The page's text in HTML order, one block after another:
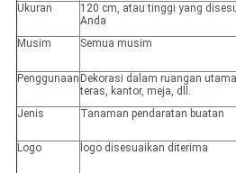
Ukuran
120 cm, atau tinggi yang
Anda
Musim
Semua musim
Penggunaan Dekorasi dalam ruangan
teras, kantor, meja, dll.
Jenis
Tanaman pendaratan buatan
Logo logo disesuaikan diterima